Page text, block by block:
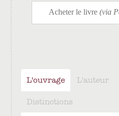
L'ouvrage L'auteur
Distinctions